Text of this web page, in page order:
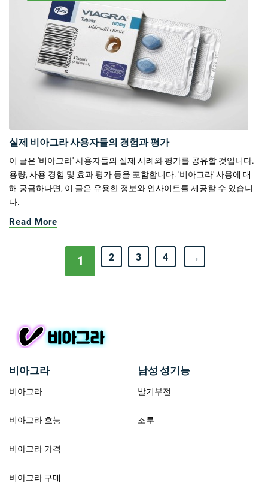
실제 비아그라 사용자들의 경험과 평가
이 글은 '비아그라' 사용자들의 실제 사례와 평가를 공유할 것입니다.
용량, 사용 경험 및 효과 평가 등을 포함합니다. '비아그라' 사용에 대
해 궁금하다면, 이 글은 유용한 정보와 인사이트를 제공할 수 있습니
다.
Read More
1 2 3 4 →
비아그라
비아그라
비아그라 효능
비아그라 가격
비아그라 구매
남성 성기능
발기부전
조루